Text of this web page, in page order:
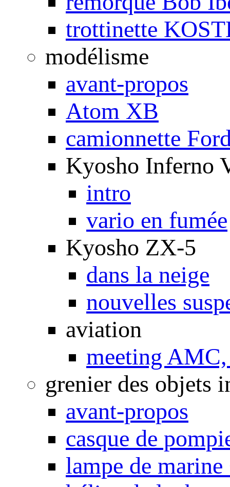
trottinette
modélisme
avant-propos
Atom XB
camionnette
Kyosho Inferno
intro
vario en fumée
Kyosho ZX-5
dans la neige
nouvelles
aviation
meeting
grenier des objets
avant-propos
casque de
lampe de